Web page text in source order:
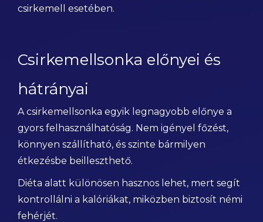
csirkemell esetében.
Csirkemellsonka előnyei és
hátrányai
A csirkemellsonka egyik legnagyobb előnye a
gyors felhasználhatóság. Nem igényel főzést,
könnyen szállítható, és szinte bármilyen
étkezésbe beilleszthető.
Diéta alatt különösen hasznos lehet, mert segít
kontrollálni a kalóriákat, miközben biztosít némi
fehérjét.